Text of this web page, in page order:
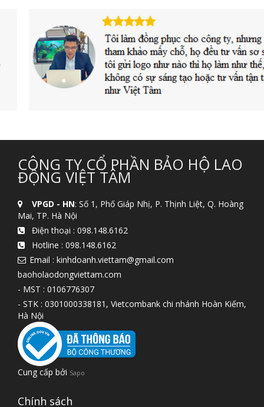
CÔNG TY CỔ PHẦN BẢO HỘ LAO
ĐỘNG VIỆT TÂM
VPGD - HN: Số 1, Phố Giáp Nhị, P. Thịnh Liệt, Q. Hoàng
Mai, TP. Hà Nội
Điện thoại : 098.148.6162
Hotline : 098.148.6162
Email : kinhdoanh.viettam@gmail.com
baoholaodongviettam.com
- MST : 0106776307
- STK : 0301000338181, Vietcombank chi nhánh Hoàn Kiếm,
Hà Nội
Cung cấp bởi Sapo
Chính sách